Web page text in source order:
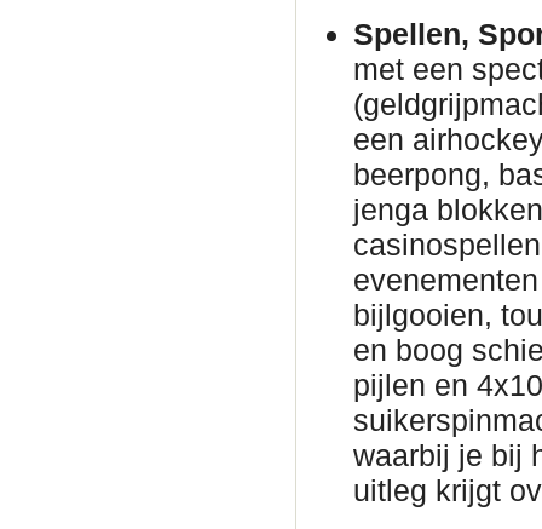
Spellen,
met een
een
beerpong,
jenga
bijlgooien,
en boog
pijlen en
waarbij je bij
uitleg krijgt